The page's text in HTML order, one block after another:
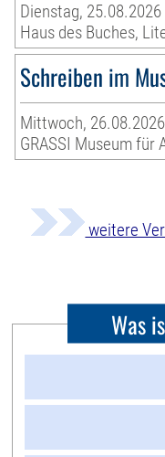
Dienstag,
Haus des Buches,
Schreiben im
Mittwoch,
GRASSI Museum für
weitere
Was